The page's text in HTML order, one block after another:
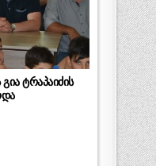
ტრაპაიძის